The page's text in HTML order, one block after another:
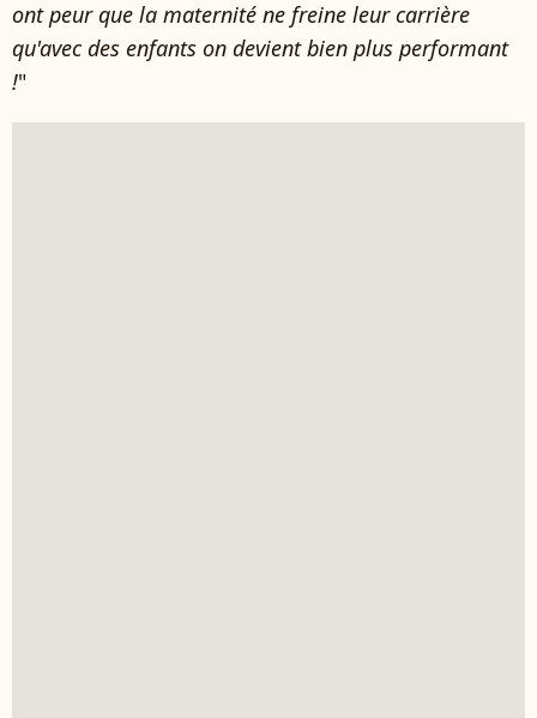
ont peur que la maternité ne freine leur carrière
qu'avec des enfants on devient bien plus performant
!"